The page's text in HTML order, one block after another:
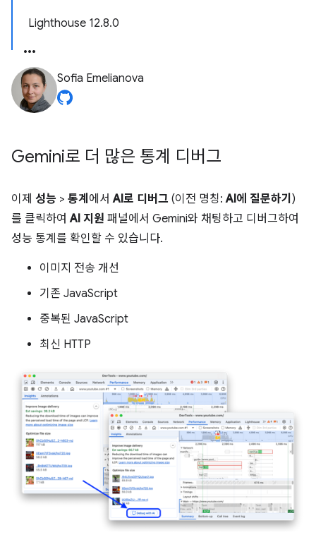
Lighthouse 12.8.0
Sofia Emelianova
Gemini로 더 많은 통계 디버그
이제 성능 > 통계 에서AI로 디버그 (이전 명칭:AI에 질문하기 )
를 클릭하여AI 지원 패널에서 Gemini와 채팅하고 디버그하여
성능 통계를 확인할 수 있습니다.
이미지 전송 개선
기존 JavaScript
중복된 JavaScript
최신 HTTP